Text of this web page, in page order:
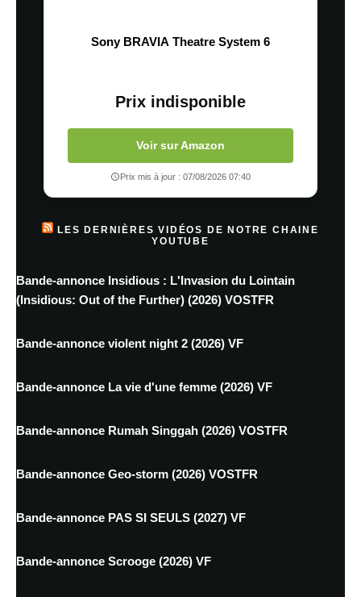
Sony BRAVIA Theatre System 6
Prix indisponible
Voir sur Amazon
Prix mis à jour : 07/08/2026 07:40
LES DERNIÈRES VIDÉOS DE NOTRE CHAINE
YOUTUBE
Bande-annonce Insidious : L'Invasion du Lointain
(Insidious: Out of the Further) (2026) VOSTFR
Bande-annonce violent night 2 (2026) VF
Bande-annonce La vie d'une femme (2026) VF
Bande-annonce Rumah Singgah (2026) VOSTFR
Bande-annonce Geo-storm (2026) VOSTFR
Bande-annonce PAS SI SEULS (2027) VF
Bande-annonce Scrooge (2026) VF